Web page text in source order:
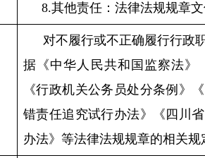
8.其他责任：法律法规规章
对不履行或不正确履行行政
据《中华人民共和国监察法》
《行政机关公务员处分条例》
错责任追究试行办法》《四川
办法》等法律法规规章的相关